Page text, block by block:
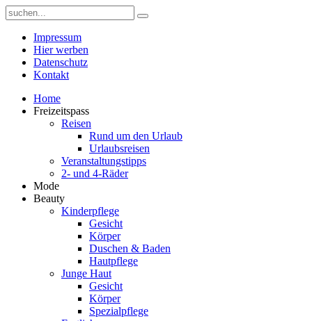
Impressum
Hier werben
Datenschutz
Kontakt
Home
Freizeitspass
Reisen
Rund um den Urlaub
Urlaubsreisen
Veranstaltungstipps
2- und 4-Räder
Mode
Beauty
Kinderpflege
Gesicht
Körper
Duschen & Baden
Hautpflege
Junge Haut
Gesicht
Körper
Spezialpflege